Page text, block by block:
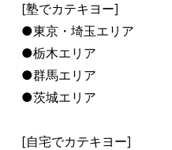
[塾でカテキヨー]
●東京・埼玉エリア
●栃木エリア
●群馬エリア
●茨城エリア
[自宅でカテキヨー]